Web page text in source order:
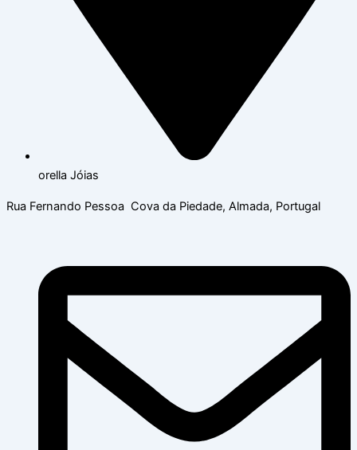
orella Jóias
Rua Fernando Pessoa Cova da Piedade, Almada, Portugal